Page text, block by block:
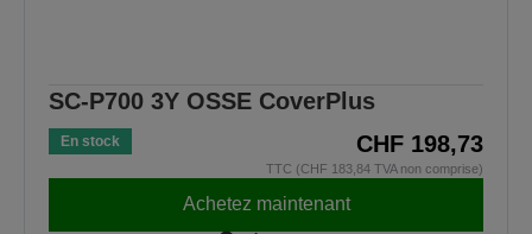
SC-P700 3Y OSSE CoverPlus
En stock CHF 198,73
TTC (CHF 183,84 TVA non comprise)
Achetez maintenant